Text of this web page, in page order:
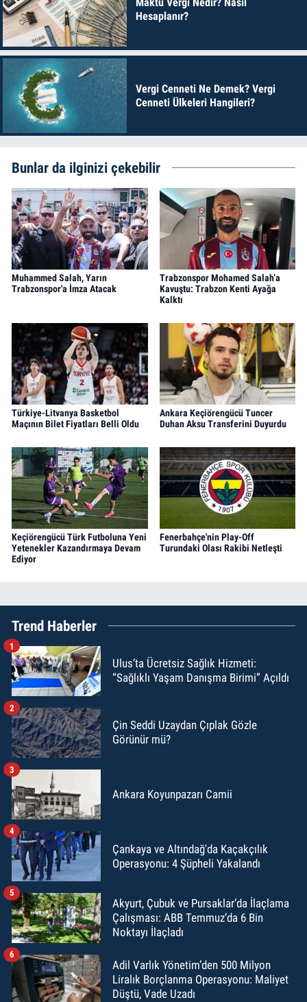
Hesaplanır?
Vergi Cenneti Ne Demek? Vergi
Cenneti Ülkeleri Hangileri?
Bunlar da ilginizi çekebilir
Muhammed Salah, Yarın
Trabzonspor'a İmza Atacak
Trabzonspor Mohamed Salah’a
Kavuştu: Trabzon Kenti Ayağa
Kalktı
Türkiye-Litvanya Basketbol
Maçının Bilet Fiyatları Belli Oldu
Ankara Keçiörengücü Tuncer
Duhan Aksu Transferini Duyurdu
Keçiörengücü Türk Futboluna Yeni
Yetenekler Kazandırmaya Devam
Ediyor
Fenerbahçe'nin Play-Off
Turundaki Olası Rakibi Netleşti
Trend Haberler
Ulus’ta Ücretsiz Sağlık Hizmeti:
“Sağlıklı Yaşam Danışma Birimi” Açıldı
1
Çin Seddi Uzaydan Çıplak Gözle
Görünür mü?
2
Ankara Koyunpazarı Camii
3
Çankaya ve Altındağ'da Kaçakçılık
Operasyonu: 4 Şüpheli Yakalandı
4
Akyurt, Çubuk ve Pursaklar’da İlaçlama
Çalışması: ABB Temmuz’da 6 Bin
Noktayı İlaçladı
5
Adil Varlık Yönetim’den 500 Milyon
Liralık Borçlanma Operasyonu: Maliyet
Düştü, Vade Uzadı
6